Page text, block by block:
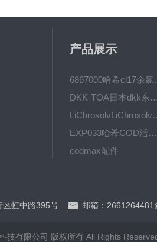
产品展示
6867000
DKK-TOA日本dkk东亚电
EXP033哈希COD活塞泵价格 EXP033
codmax配件
区虹中路395号 邮箱：
技有限公司 版权所有 All Rights